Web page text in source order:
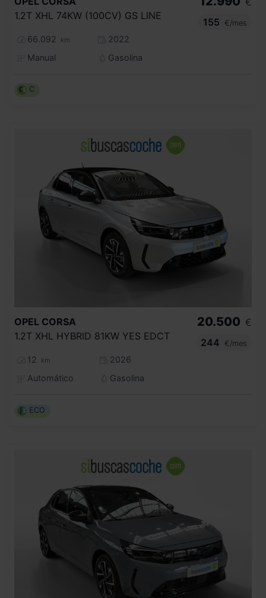
1.2T XHL 74KW (100CV) GS LINE
66.092 km
2022
Manual
Gasolina
155
€/mes
C
OPEL CORSA
1.2T XHL HYBRID 81KW YES EDCT
12 km
2026
Automático
Gasolina
20.500 €
244
€/mes
ECO